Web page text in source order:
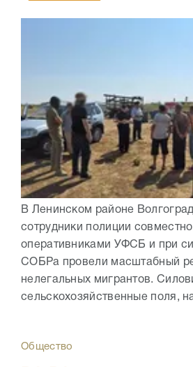
В Ленинском районе
сотрудники полиции
оперативниками УФСБ и при
СОБРа провели масштабный
нелегальных мигрантов.
сельскохозяйственные поля,
Общество